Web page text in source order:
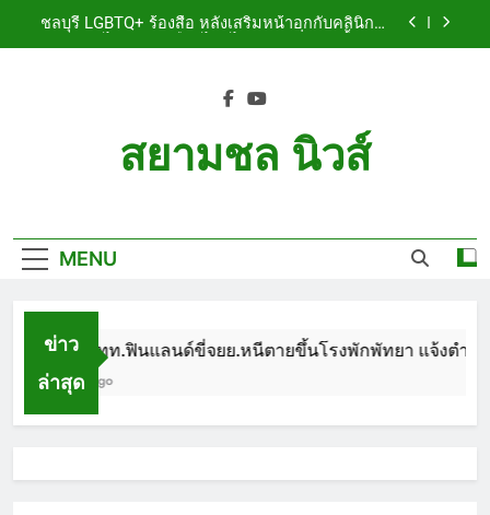
ชลบุรี LGBTQ+ ร้องสื่อ หลังเสริมหน้าอกกับคลินิกชื่อ
ก่อนพบเป็นศพเปลือยยัดกระเป๋า ทิ้งริมทางรถไฟ รวบ
คาสนามบินขณะเตรียมบินกลับประเทศ
ล้าน ปรับ ห้องประชุม–ห้องผู้บริหาร
ชลบุรี นทท.ฟินแลนด์ขี่จยย.หนีตายขึ้นโรงพักพัทยา
รับผิดชอบ พร้อมเตือนอย่าหลงเชื่อรีวิวราคาถูก
ชลบุรี หนุ่มใหญ่ออสซี่พาสาวไทยวัย 17 เข้าคอนโด
ชลบุรี ฉลุยก่อนหมดวาระ! สภาเมืองพัทยา ผ่านงบ 5.7
สยามชล นิวส์
MENU
ข่าว
ล่าสุด
ชลบุรี นทท.ฟินแลนด์ขี่จยย.หนีตายขึ้นโรงพักพัทยา แจ้งตำรวจ
1 Month Ago